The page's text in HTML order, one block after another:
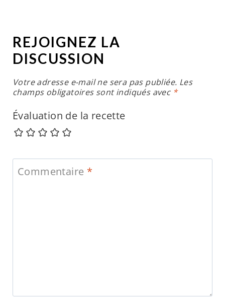
REJOIGNEZ LA
DISCUSSION
Votre adresse e-mail ne sera pas publiée. Les
champs obligatoires sont indiqués avec *
Évaluation de la recette
Commentaire *